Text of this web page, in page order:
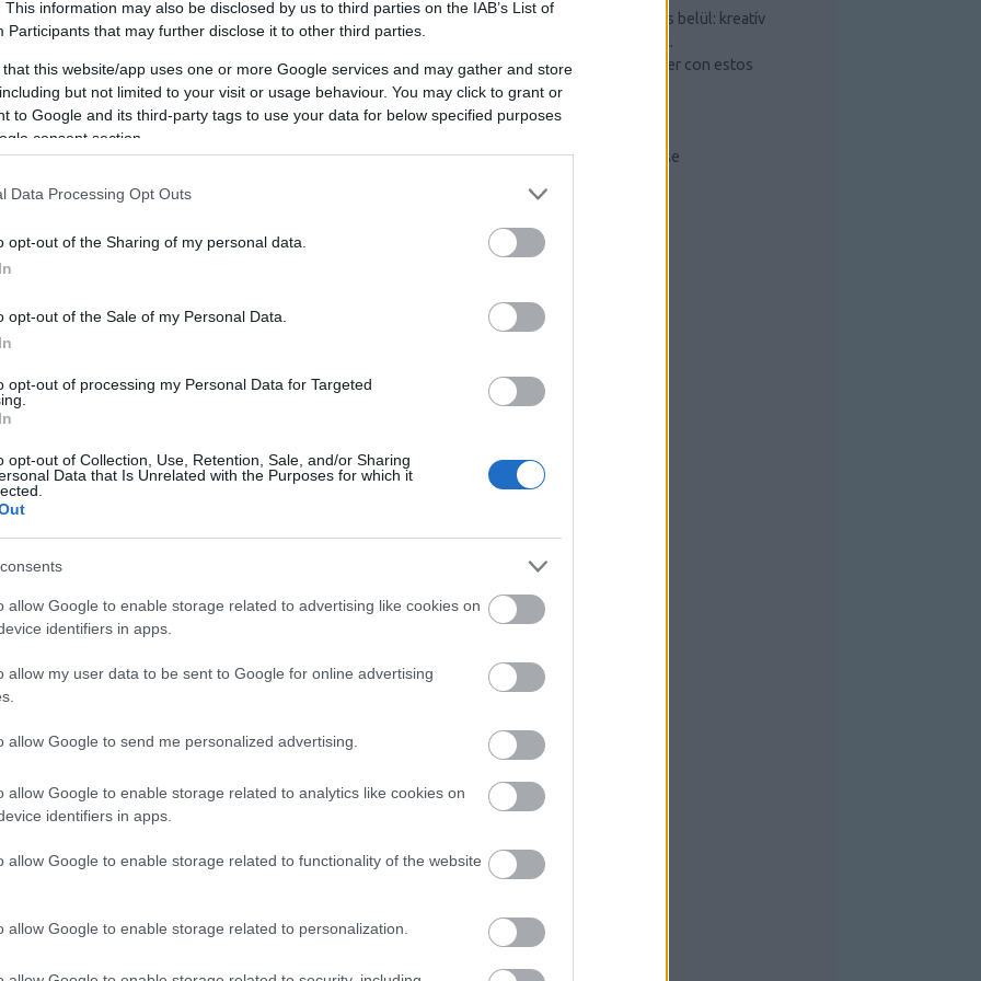
This information may also be disclosed by us to third parties on the IAB’s List of
Participants that may further disclose it to other third parties.
that this website/app uses one or more Google services and may gather and store
but not limited to your visit or usage behaviour. You may click to grant or
to Google and its third-party tags to use your data for below specified purposes
consent section.
Data Processing Opt Outs
opt-out of the Sharing of my personal data.
opt-out of the Sale of my Personal Data.
opt-out of processing my Personal Data for Targeted
opt-out of Collection, Use, Retention, Sale, and/or Sharing
Data that Is Unrelated with the Purposes for which it
allow Google to enable storage related to advertising like cookies on
identifiers in apps.
allow my user data to be sent to Google for online advertising
allow Google to send me personalized advertising.
allow Google to enable storage related to analytics like cookies on
identifiers in apps.
allow Google to enable storage related to functionality of the website
allow Google to enable storage related to personalization.
Miért jó a
személyiségfejlesztés?
A személyiségfejlesztés egy dinamikus,
összetett folyamat, amely során az egyén
tudatosan dolgozik azon, hogy javítsa és
kommunikációs képességeit. Ez a folyamat
gondolkodásmódok kialakítását, valamint a
kommunikációs és interperszonális készségek
csupán az egyén javát szolgálja, hanem
javulásához és a közösségi élet
gazdagításához.
számára
a személyiség áll, hiszen a személyiségjegyek
és viselkedésminták meghatározóak abban,
reagálunk a kihívásokra, és hogyan alakítjuk
önismeret mélyítése révén az egyének
felismerhetik erősségeiket, gyengeségeiket,
személyes és szakmai kapcsolatok
Csináld magad saját garázs belül: kreatív
ötletek és hasznos tippek.
Mejorar lo que puede hacer con estos
sencillos pasos
Szerszámos szekrény
Kompresszorok működése
2026 július
2026 június
2026 április
2026 március
2025 december
2025 november
2025 szeptember
...
EGYÉB